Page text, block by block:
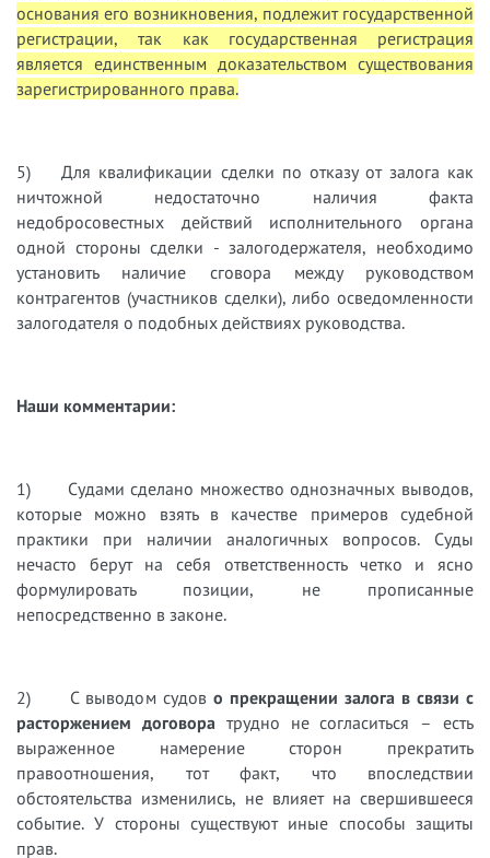
основания его возникновения, подлежит государственной
регистрации, так как государственная регистрация
является единственным доказательством существования
зарегистрированного права.
5) Для квалификации сделки по отказу от залога как
ничтожной недостаточно наличия факта
недобросовестных действий исполнительного органа
одной стороны сделки - залогодержателя, необходимо
установить наличие сговора между руководством
контрагентов (участников сделки), либо осведомленности
залогодателя о подобных действиях руководства.
Наши комментарии:
1) Судами сделано множество однозначных выводов,
которые можно взять в качестве примеров судебной
практики при наличии аналогичных вопросов. Суды
нечасто берут на себя ответственность четко и ясно
формулировать позиции, не прописанные
непосредственно в законе.
2) С выводом судов о прекращении залога в связи с
расторжением договора трудно не согласиться – есть
выраженное намерение сторон прекратить
правоотношения, тот факт, что впоследствии
обстоятельства изменились, не влияет на свершившееся
событие. У стороны существуют иные способы защиты
прав.